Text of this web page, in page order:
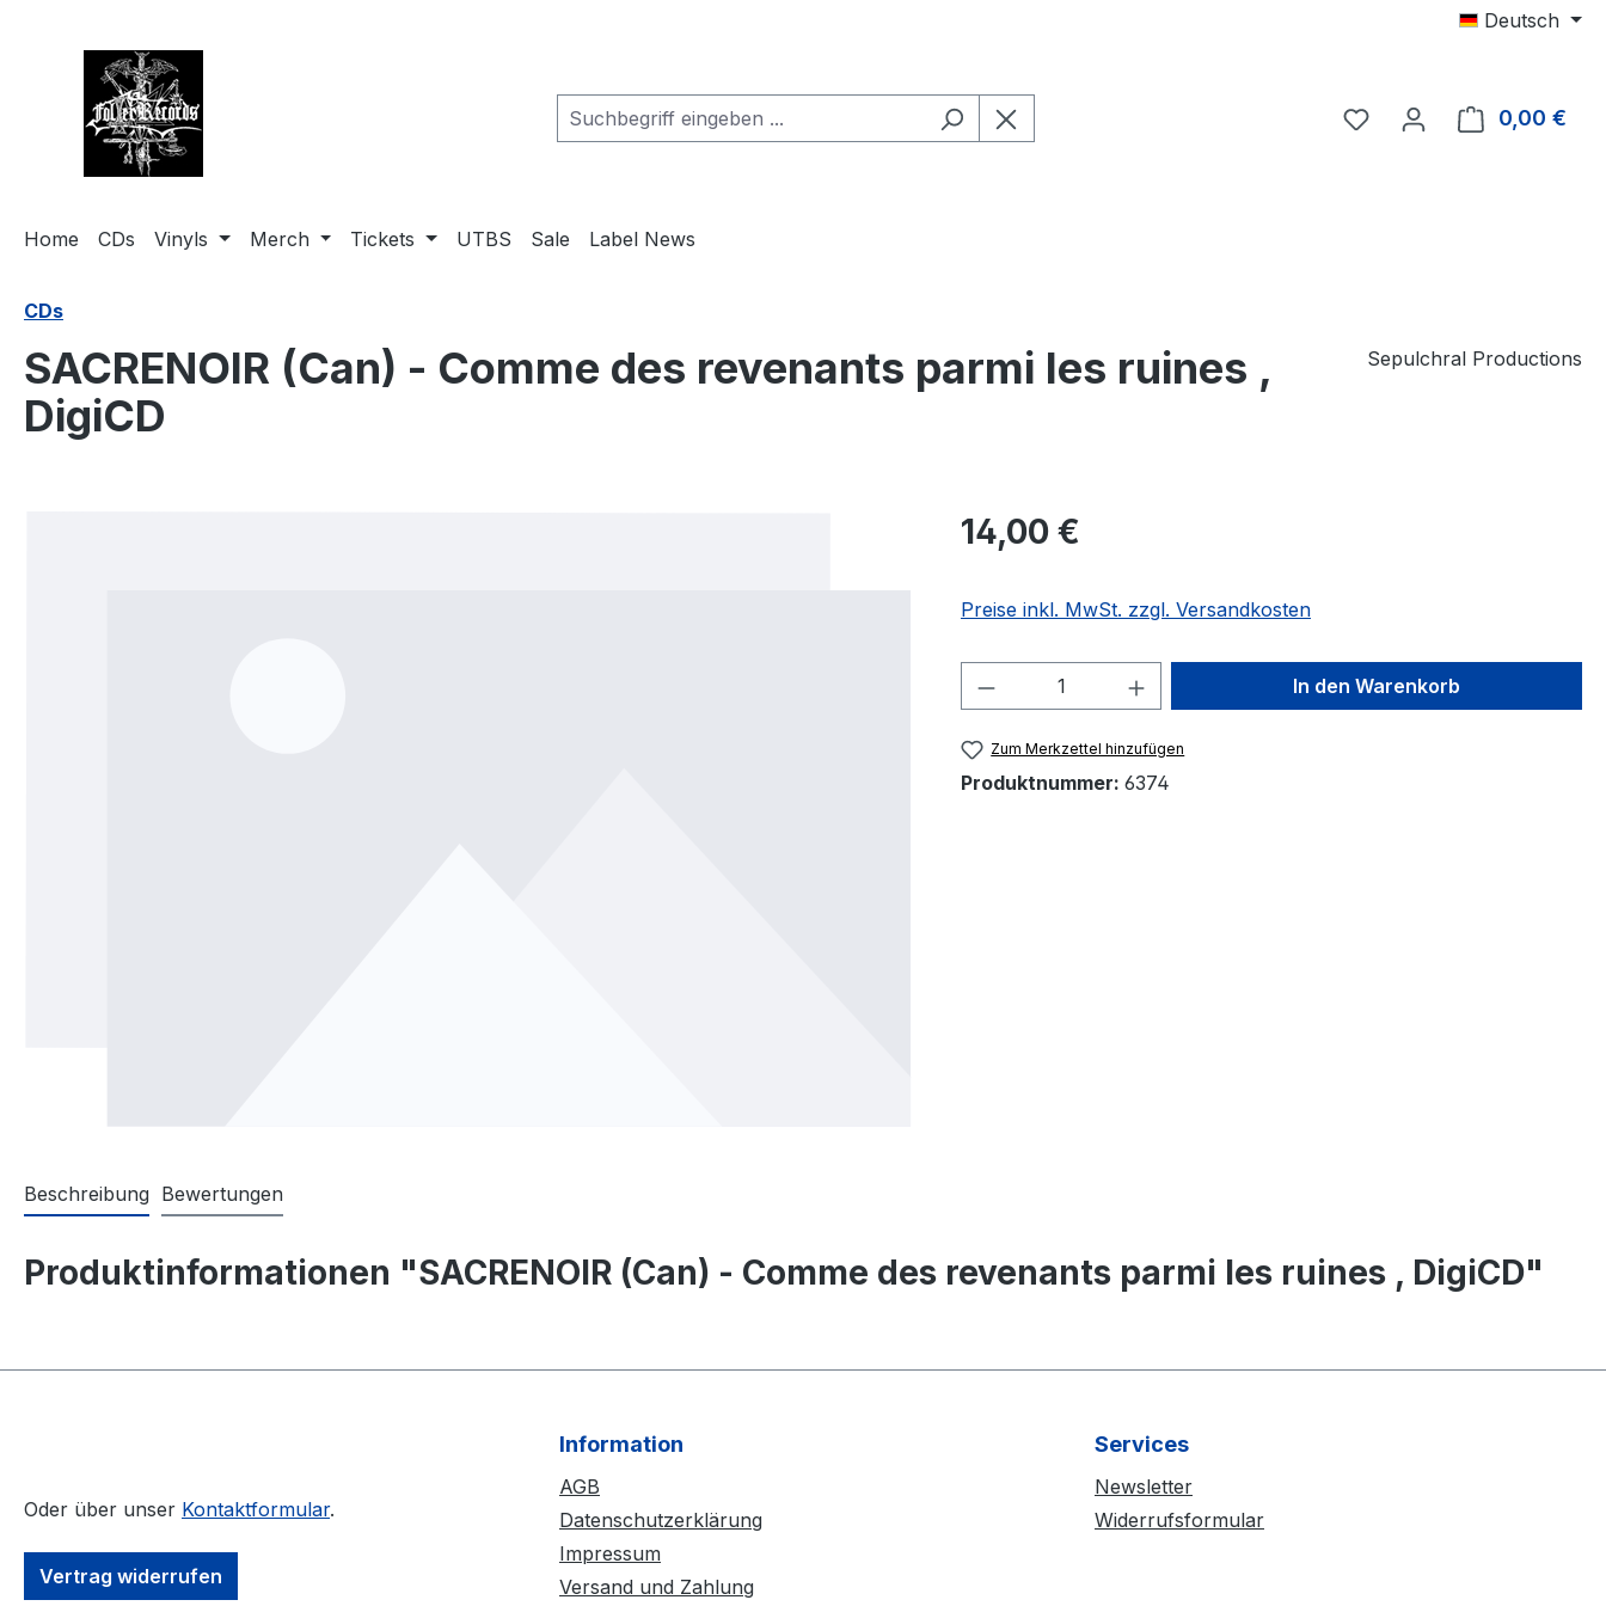
Deutsch
0,00 €
Home CDs Vinyls Merch Tickets UTBS Sale Label News
CDs
SACRENOIR (Can) - Comme des revenants parmi les ruines ,
DigiCD
Sepulchral Productions
Regulärer Preis:
14,00 €
Preise inkl. MwSt. zzgl. Versandkosten
Produkt Anzahl: Gib den gewünschten Wert
In den Warenkorb
Zum Merkzettel hinzufügen
Produktnummer: 6374
Beschreibung Bewertungen
Produktinformationen "SACRENOIR (Can) - Comme des revenants parmi les ruines , DigiCD"
Oder über unser Kontaktformular.
Vertrag widerrufen
Information
AGB
Datenschutzerklärung
Impressum
Versand und Zahlung
Services
Newsletter
Widerrufsformular